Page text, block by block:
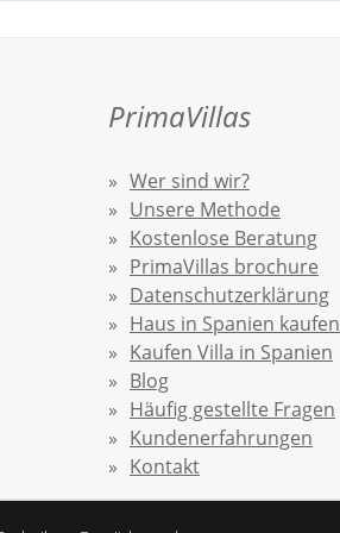
PrimaVillas
Wer sind wir?
Unsere Methode
Kostenlose Beratung
PrimaVillas brochure
Datenschutzerklärung
Haus in Spanien kaufen
Kaufen Villa in Spanien
Blog
Häufig gestellte Fragen
Kundenerfahrungen
Kontakt